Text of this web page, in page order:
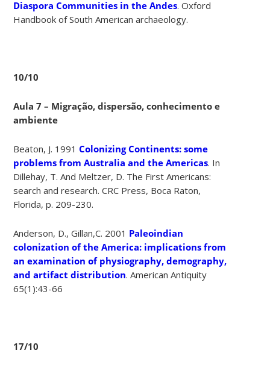
Diaspora Communities in the Andes. Oxford
Handbook of South American archaeology.
10/10
Aula 7 – Migração, dispersão, conhecimento e
ambiente
Beaton, J. 1991Colonizing Continents: some
problems from Australia and the Americas. In
Dillehay, T. And Meltzer, D. The First Americans:
search and research. CRC Press, Boca Raton,
Florida, p. 209-230.
Anderson, D., Gillan,C. 2001 Paleoindian
colonization of the America: implications from
an examination of physiography, demography,
and artifact distribution. American Antiquity
65(1):43-66
17/10